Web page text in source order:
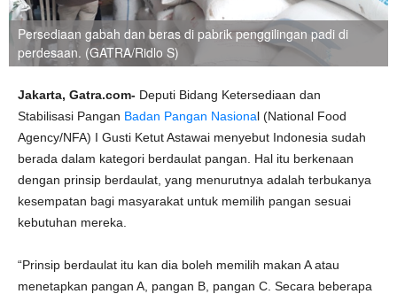
Persediaan gabah dan beras di pabrik penggilingan padi di
perdesaan. (GATRA/Ridlo S)
Jakarta, Gatra.com- Deputi Bidang Ketersediaan dan
Stabilisasi Pangan Badan Pangan Nasional (National Food
Agency/NFA) I Gusti Ketut Astawai menyebut Indonesia sudah
berada dalam kategori berdaulat pangan. Hal itu berkenaan
dengan prinsip berdaulat, yang menurutnya adalah terbukanya
kesempatan bagi masyarakat untuk memilih pangan sesuai
kebutuhan mereka.
“Prinsip berdaulat itu kan dia boleh memilih makan A atau
menetapkan pangan A, pangan B, pangan C. Secara beberapa